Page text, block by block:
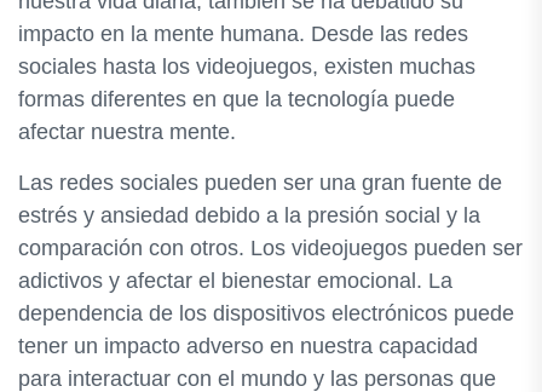
impacto en la mente humana. Desde las redes
sociales hasta los videojuegos, existen muchas
formas diferentes en que la tecnología puede
afectar nuestra mente.
Las redes sociales pueden ser una gran fuente de
estrés y ansiedad debido a la presión social y la
comparación con otros. Los videojuegos pueden ser
adictivos y afectar el bienestar emocional. La
dependencia de los dispositivos electrónicos puede
tener un impacto adverso en nuestra capacidad
para interactuar con el mundo y las personas que